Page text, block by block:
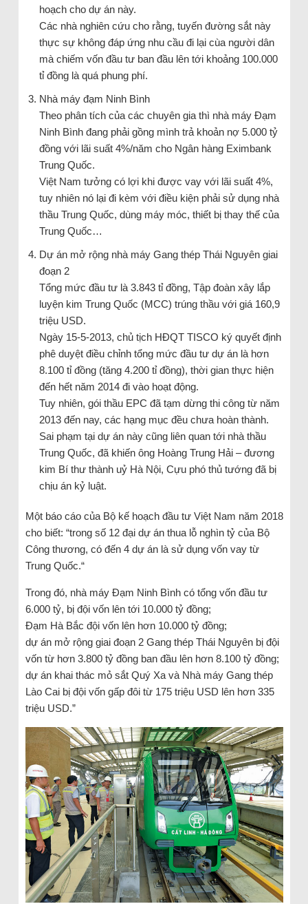
hoạch cho dự án này.
Các nhà nghiên cứu cho rằng, tuyến đường sắt này
thực sự không đáp ứng nhu cầu đi lại cùa người dân
mà chiếm vốn đầu tư ban đầu lên tới khoảng 100.000
tỉ đồng là quá phung phí.
Nhà máy đạm Ninh Bình
Theo phân tích của các chuyên gia thì nhà máy Đạm
Ninh Bình đang phải gồng mình trả khoản nợ 5.000 tỷ
đồng với lãi suất 4%/năm cho Ngân hàng Eximbank
Trung Quốc.
Việt Nam tưởng có lợi khi được vay với lãi suất 4%,
tuy nhiên nó lại đi kèm với điều kiện phải sử dụng nhà
thầu Trung Quốc, dùng máy móc, thiết bị thay thế của
Trung Quốc…
Dự án mở rộng nhà máy Gang thép Thái Nguyên giai
đoạn 2
Tổng mức đầu tư là 3.843 tỉ đồng, Tập đoàn xây lắp
luyện kim Trung Quốc (MCC) trúng thầu với giá 160,9
triệu USD.
Ngày 15-5-2013, chủ tịch HĐQT TISCO ký quyết định
phê duyệt điều chỉnh tổng mức đầu tư dự án là hơn
8.100 tỉ đồng (tăng 4.200 tỉ đồng), thời gian thực hiện
đến hết năm 2014 đi vào hoạt động.
Tuy nhiên, gói thầu EPC đã tạm dừng thi công từ năm
2013 đến nay, các hạng mục đều chưa hoàn thành.
Sai phạm tại dự án này cũng liên quan tới nhà thầu
Trung Quốc, đã khiến ông Hoàng Trung Hải – đương
kim Bí thư thành uỷ Hà Nội, Cựu phó thủ tướng đã bị
chịu án kỷ luật.
Một báo cáo của Bộ kế hoạch đầu tư Việt Nam năm 2018
cho biết: “trong số 12 đại dự án thua lỗ nghìn tỷ của Bộ
Công thương, có đến 4 dự án là sử dụng vốn vay từ
Trung Quốc.“
Trong đó, nhà máy Đạm Ninh Bình có tổng vốn đầu tư
6.000 tỷ, bị đội vốn lên tới 10.000 tỷ đồng;
Đạm Hà Bắc đội vốn lên hơn 10.000 tỷ đồng;
dự án mở rộng giai đoạn 2 Gang thép Thái Nguyên bị đội
vốn từ hơn 3.800 tỷ đồng ban đầu lên hơn 8.100 tỷ đồng;
dự án khai thác mỏ sắt Quý Xa và Nhà máy Gang thép
Lào Cai bị đội vốn gấp đôi từ 175 triệu USD lên hơn 335
triệu USD.”